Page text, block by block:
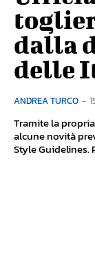
dalla
delle
ANDREA TURCO -
Tramite la
alcune novità
Style Guidelines.